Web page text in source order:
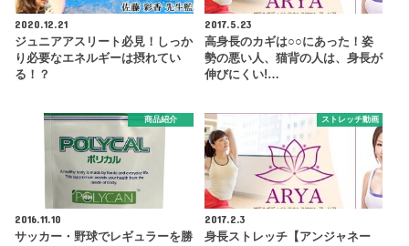
2020.12.21
ジュニアアスリート必見！しっか
り必要なエネルギーは摂れてい
る！？
2017.5.23
高身長のカギは○○にあった！姿
勢の悪い人、猫背の人は、身長が
伸びにくい!…
商品紹介
2016.11.10
サッカー・野球でレギュラーを勝
ストレッチ動画
2017.2.3
身長ストレッチ【アンジャネー